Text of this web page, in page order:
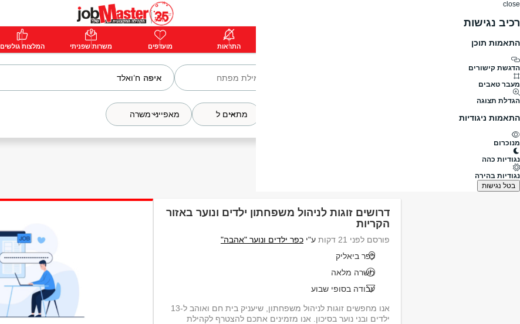
close
רכיב נגישות
התאמות תוכן
הדגשת קישורים
מעבר טאבים
הגדלת תצוגה
התאמות ניגודיות
מנוכרום
נגודיות כהה
נגודיות בהירה
בטל נגישות
פרימיום התחבר התראות מועדפים משרות שפניתי המלצות גולשים
איפה
מתאים ל מאפייני משרה
דרושים זוגות לניהול משפחתון ילדים ונוער באזור
הקריות
פורסם לפני 21 דקות ע"י כפר ילדים ונוער "אהבה"
כפר ביאליק
משרה מלאה
עבודה בסופי שבוע
אנו מחפשים זוגות לניהול משפחתון, שיעניק בית חם ואוהב ל-13
ילדים ובני נוער בסיכון. אנו מזמינים אתכם להצטרף לקהילת